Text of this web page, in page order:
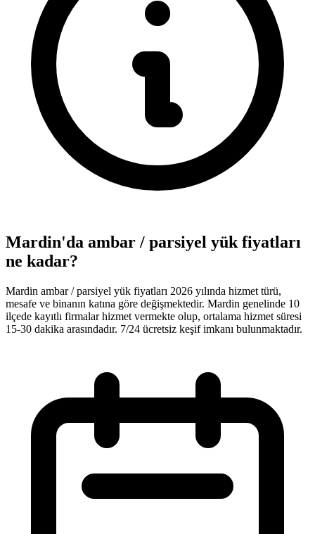
Mardin'da ambar / parsiyel yük fiyatları
ne kadar?
Mardin ambar / parsiyel yük fiyatları 2026 yılında hizmet türü,
mesafe ve binanın katına göre değişmektedir. Mardin genelinde 10
ilçede kayıtlı firmalar hizmet vermekte olup, ortalama hizmet süresi
15-30 dakika arasındadır. 7/24 ücretsiz keşif imkanı bulunmaktadır.